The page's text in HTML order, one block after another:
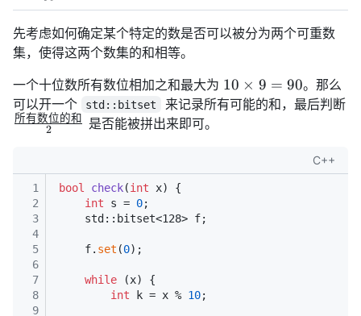
10^3
10^7
R
\leq
10^9
先考虑如何确定某个特定的数是否可以被分为两个可重数
集，使得这两个数集的和相等。
一个十位数所有数位相加之和最大为 10
\times
10 × 9 = 90。那么
可以开一个
std::bitset 来记录所有可能的和，最后判断
\frac{\text{所
2
所有数位的和 是否能被拼出来即可。
C++
1
2
3
4
5
6
7
8
9
bool check(int x)
{
int s = 0;
    std::bitset<128> f;
    f.
set (0);
while (x) {
int k = x % 10;